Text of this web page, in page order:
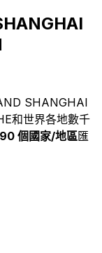
SHANGHAI
和世界各地數千
個國家/地區匯